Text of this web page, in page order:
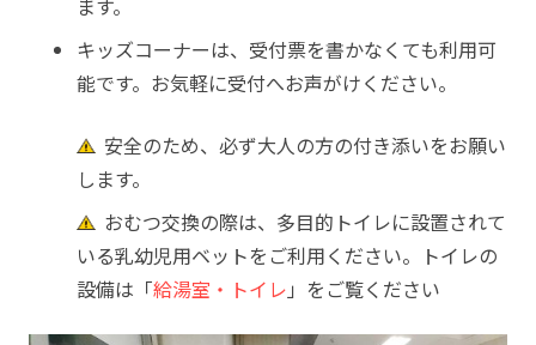
ます。
キッズコーナーは、受付票を書かなくても利用可
能です。お気軽に受付へお声がけください。
安全のため、必ず大人の方の付き添いをお願い
します。
おむつ交換の際は、多目的トイレに設置されて
いる乳幼児用ベットをご利用ください。トイレの
設備は「給湯室・トイレ 」をご覧ください